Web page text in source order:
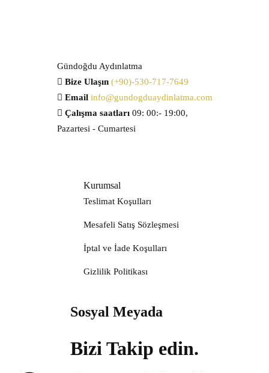
Gündoğdu Aydınlatma
Bize Ulaşın (+90)-530-717-7649
Email info@gundogduaydinlatma.com
Çalışma saatları 09: 00:- 19:00,
Pazartesi - Cumartesi
Kurumsal
Teslimat Koşulları
Mesafeli Satış Sözleşmesi
İptal ve İade Koşulları
Gizlilik Politikası
Sosyal Meyada
Bizi Takip edin.